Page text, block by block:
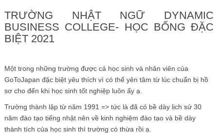
TRƯỜNG NHẬT NGỮ DYNAMIC
BUSINESS COLLEGE- HỌC BỔNG ĐẶC
BIỆT 2021
Một trong những trường được cả học sinh và nhân viên của
GoToJapan đặc biệt yêu thích vì có thể yên tâm từ lúc chuẩn bị hồ
sơ cho đến khi học sinh tốt nghiệp luôn ấy ạ.
Trường thành lập từ năm 1991 => tức là đã có bề dày lịch sử 30
năm đào tạo tiếng nhật nên về kinh nghiệm đào tạo và bề dày
thành tích của học sinh thì trường có thừa rồi ạ.